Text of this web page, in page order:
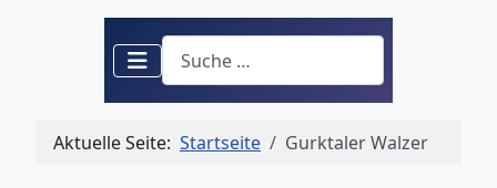
Suchen
Aktuelle Seite: Startseite Gurktaler Walzer